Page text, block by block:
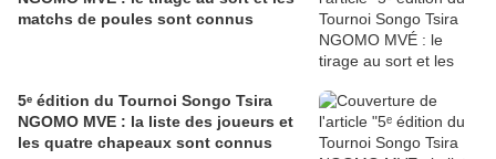
matchs de poules sont connus
5ᵉ édition du Tournoi Songo Tsira
NGOMO MVE : la liste des joueurs et
les quatre chapeaux sont connus